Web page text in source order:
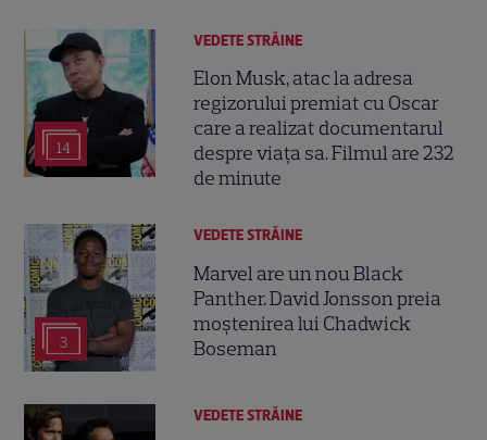
14
VEDETE STRĂINE
Elon Musk, atac la adresa
regizorului premiat cu Oscar
care a realizat documentarul
despre viața sa. Filmul are 232
de minute
3
VEDETE STRĂINE
Marvel are un nou Black
Panther. David Jonsson preia
moștenirea lui Chadwick
Boseman
VEDETE STRĂINE